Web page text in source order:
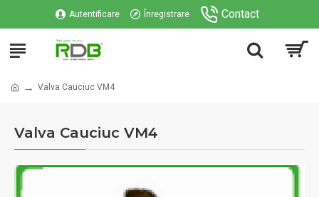
Autentificare Înregistrare Contact
Valva Cauciuc VM4
Valva Cauciuc VM4